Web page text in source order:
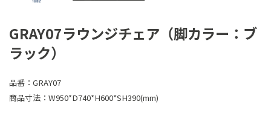
GRAY07ラウンジチェア（脚カラー：ブ
ラック）
品番： GRAY07
商品寸法： W950*D740*H600*SH390(mm)